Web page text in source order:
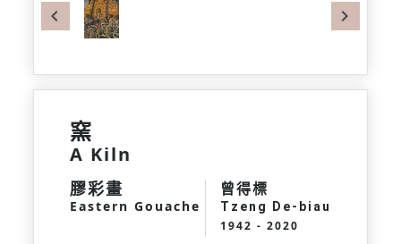
Previous
窯
A Kiln
膠彩畫
Eastern Gouache
曾得標
Tzeng De-biau
1942 - 2020